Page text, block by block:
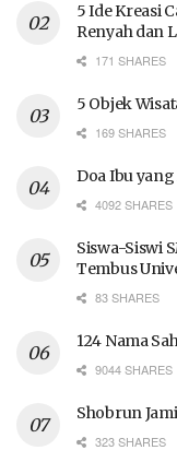
5 Ide Kreasi
Renyah dan
171 SHARES
5 Objek
169 SHARES
Doa Ibu
4092 SHARES
Siswa-Siswi
Tembus
83 SHARES
124 Nama
9044 SHARES
Shobrun
323 SHARES